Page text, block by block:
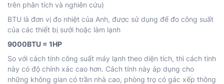
trên phân tích và nghiên cứu)
BTU là đơn vị đo nhiệt của Anh, được sử dụng để đo công suất
của các thiết bị sưởi hoặc làm lạnh
9000BTU = 1HP
So với cách tính công suất máy lạnh theo diện tích, thì cách tính
này có độ chính xác cao hơn. Cách tính này áp dụng cho
những không gian có trần nhà cao, phòng trọ có gác xếp thông